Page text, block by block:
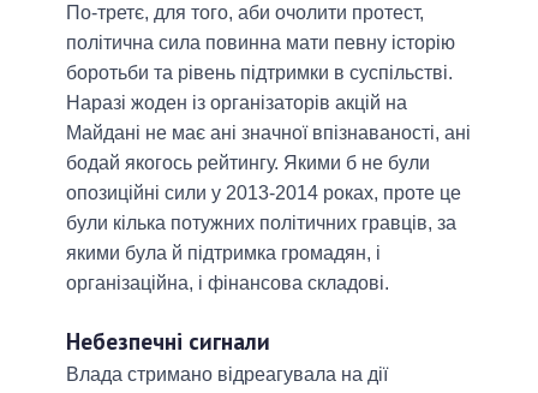
По-третє, для того, аби очолити протест,
політична сила повинна мати певну історію
боротьби та рівень підтримки в суспільстві.
Наразі жоден із організаторів акцій на
Майдані не має ані значної впізнаваності, ані
бодай якогось рейтингу. Якими б не були
опозиційні сили у 2013-2014 роках, проте це
були кілька потужних політичних гравців, за
якими була й підтримка громадян, і
організаційна, і фінансова складові.
Небезпечні сигнали
Влада стримано відреагувала на дії